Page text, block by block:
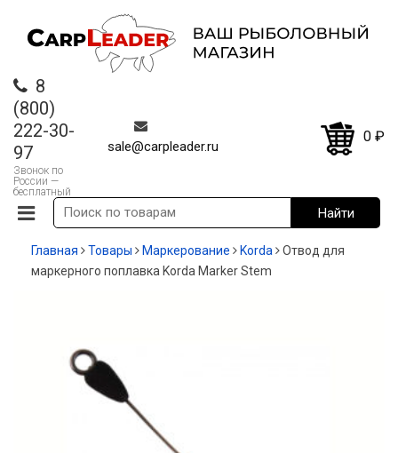
8
(800)
222-30-
97
Звонок по
России —
бесплатный
sale@carpleader.ru
0 ₽
Главная Товары Маркерование Korda
Отвод для
маркерного поплавка Korda Marker Stem